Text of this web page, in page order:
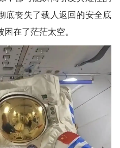
底丧失了载人返回的安全底
在了茫茫太空。